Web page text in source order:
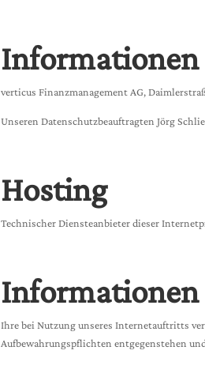
Informationen
verticus Finanzmanagement AG,
Unseren Datenschutzbeauftragten Jörg
Hosting
Technischer Diensteanbieter dieser
Ihre bei Nutzung unseres Internetauftritts
Aufbewahrungspflichten entgegenstehen